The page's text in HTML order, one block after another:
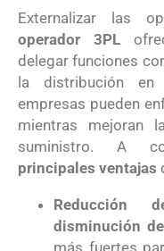
Externalizar las
operador 3PL
delegar funciones
la distribución en
empresas pueden
mientras mejoran
suministro. A
principales ventajas
Reducción
disminución
más fuertes